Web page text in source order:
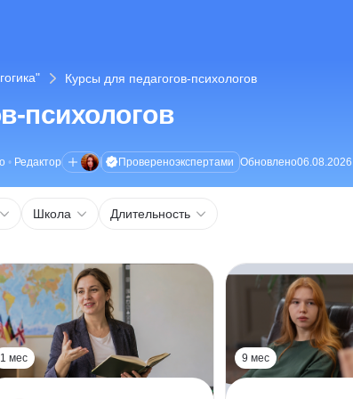
Курсы для педагогов-психологов
психологов
• Редактор Провереноэкспертами Обновлено06.08.2026
Школа Длительность
1 мес 9 мес